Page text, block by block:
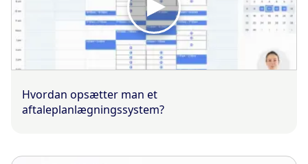
Hvordan opsætter man et
aftaleplanlægningssystem?